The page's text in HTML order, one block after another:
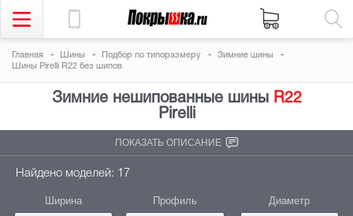
Главная Шины Подбор по типоразмеру
Зимние шины
Шины Pirelli R22 без шипов
Зимние нешипованные шины
R22
Pirelli
ПОКАЗАТЬ ОПИСАНИЕ
Найдено моделей: 17
Ширина Профиль Диаметр